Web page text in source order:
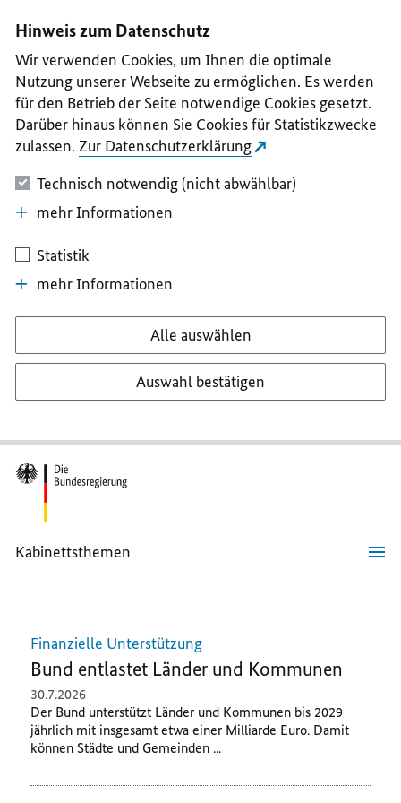
II
III
IV
V
Hinweis zum Datenschutz
Wir verwenden Cookies, um Ihnen die optimale
Nutzung unserer Webseite zu ermöglichen. Es werden
für den Betrieb der Seite notwendige Cookies gesetzt.
Darüber hinaus können Sie Cookies für Statistikzwecke
zulassen. Zur Datenschutzerklärung
Technisch notwendig (nicht abwählbar)
mehr Informationen
Statistik
mehr Informationen
Alle auswählen
Auswahl bestätigen
Kabinettsthemen
Finanzielle Unterstützung
Bund entlastet Länder und Kommunen
30.7.2026
Der Bund unterstützt Länder und Kommunen bis 2029
jährlich mit insgesamt etwa einer Milliarde Euro. Damit
können Städte und Gemeinden ...